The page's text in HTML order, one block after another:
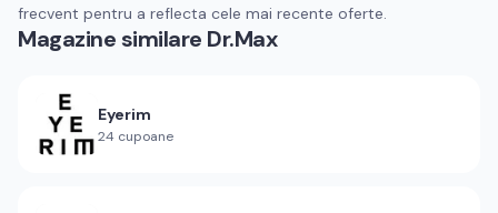
frecvent pentru a reflecta cele mai recente oferte.
Magazine similare Dr.Max
Eyerim
24 cupoane